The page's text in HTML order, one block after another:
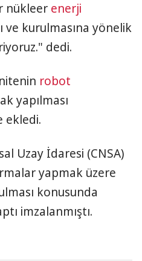
nükleer enerji
ve kurulmasına yönelik
dedi.
robot
yapılması
ekledi.
Uzay İdaresi (CNSA)
yapmak üzere
konusunda
imzalanmıştı.